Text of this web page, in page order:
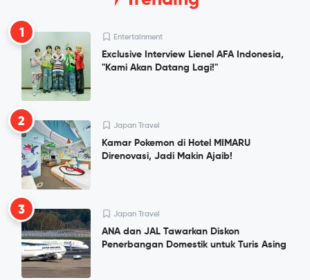
1 Entertainment
Exclusive Interview Lienel AFA Indonesia,
"Kami Akan Datang Lagi!"
2 Japan Travel
Kamar Pokemon di Hotel MIMARU
Direnovasi, Jadi Makin Ajaib!
3 Japan Travel
ANA dan JAL Tawarkan Diskon
Penerbangan Domestik untuk Turis Asing